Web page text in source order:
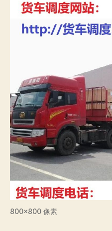
800×800 像素